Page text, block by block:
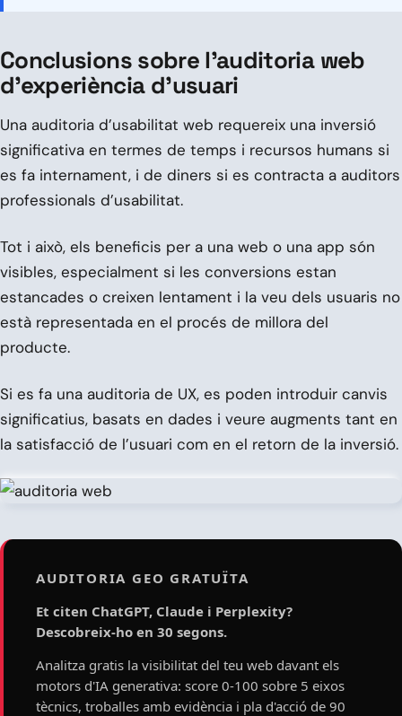
Conclusions sobre l’auditoria web
d’experiència d’usuari
Una auditoria d’usabilitat web requereix una inversió
significativa en termes de temps i recursos humans si
es fa internament, i de diners si es contracta a auditors
professionals d’usabilitat.
Tot i això, els beneficis per a una web o una app són
visibles, especialment si les conversions estan
estancades o creixen lentament i la veu dels usuaris no
està representada en el procés de millora del
producte.
Si es fa una auditoria de UX, es poden introduir canvis
significatius, basats en dades i veure augments tant en
la satisfacció de l’usuari com en el retorn de la inversió.
AUDITORIA GEO GRATUÏTA
Et citen ChatGPT, Claude i Perplexity?
Descobreix-ho en 30 segons.
Analitza gratis la visibilitat del teu web davant els
motors d'IA generativa: score 0-100 sobre 5 eixos
tècnics, troballes amb evidència i pla d'acció de 90